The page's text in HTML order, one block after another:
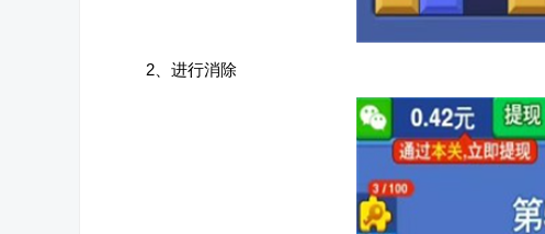
2、进行消除